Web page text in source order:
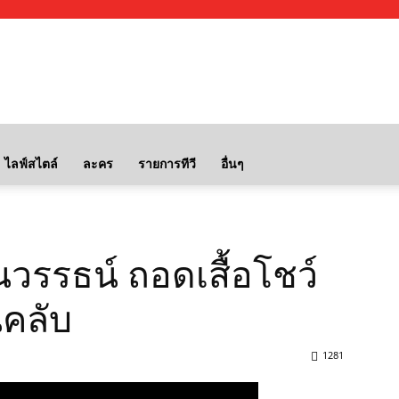
ไลฟ์สไตล์ ละคร รายการทีวี อื่นๆ
รรธน์ ถอดเสื้อโชว์
ลับ
1281